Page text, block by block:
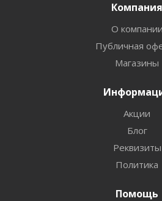
Компания
О компании
Публичная
Магазины
Акции
Блог
Реквизиты
Политика
Помощь